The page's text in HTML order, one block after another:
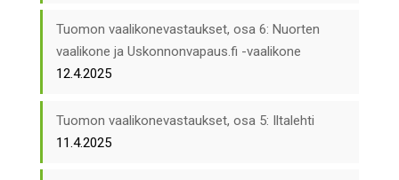
Tuomon vaalikonevastaukset, osa 6: Nuorten
vaalikone ja Uskonnonvapaus.fi -vaalikone
12.4.2025
Tuomon vaalikonevastaukset, osa 5: Iltalehti
11.4.2025